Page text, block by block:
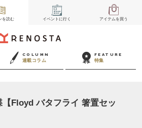
を読む イベント に行く アイテムを買う
COLUMN
連載コラム
FEATURE
特集
Floyd バタフライ 箸置セッ